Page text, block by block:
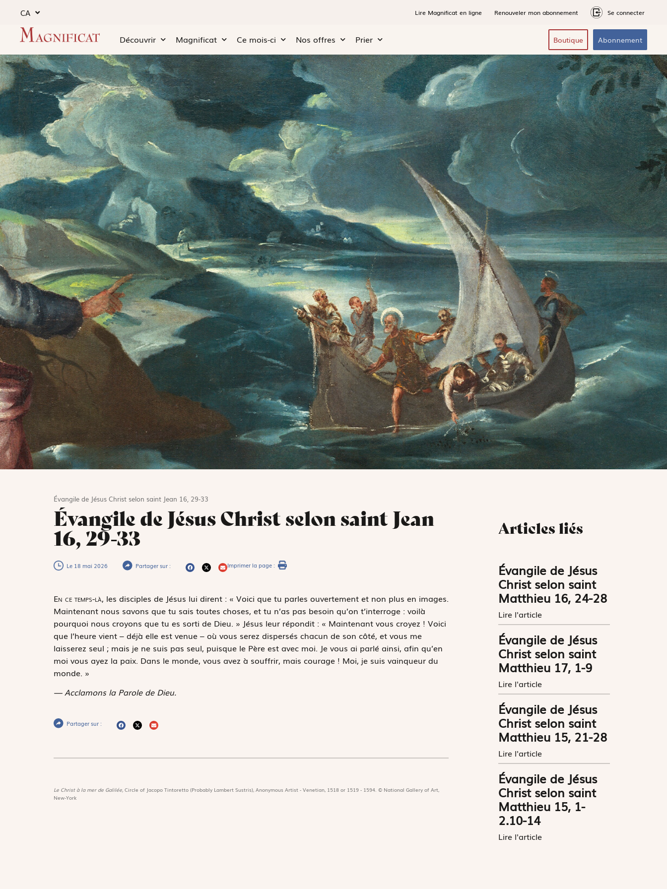
CA Lire Magnificat en ligne Renouveler mon abonnement Se connecter
Découvrir Magnificat Ce mois-ci Nos offres Prier Boutique Abonnement
Évangile de Jésus Christ selon saint Jean 16, 29-33
Évangile de Jésus Christ selon saint Jean
16, 29-33
Le 18 mai 2026 Partager sur : Imprimer la page :
En ce temps-là, les disciples de Jésus lui dirent : « Voici que tu parles ouvertement et non plus en images.
Maintenant nous savons que tu sais toutes choses, et tu n’as pas besoin qu’on t’interroge : voilà
pourquoi nous croyons que tu es sorti de Dieu. » Jésus leur répondit : « Maintenant vous croyez ! Voici
que l’heure vient – déjà elle est venue – où vous serez dispersés chacun de son côté, et vous me
laisserez seul ; mais je ne suis pas seul, puisque le Père est avec moi. Je vous ai parlé ainsi, afin qu’en
moi vous ayez la paix. Dans le monde, vous avez à souffrir, mais courage ! Moi, je suis vainqueur du
monde. »
— Acclamons la Parole de Dieu.
Partager sur :
Le Christ à la mer de Galilée, Circle of Jacopo Tintoretto (Probably Lambert Sustris), Anonymous Artist - Venetian, 1518 or 1519 - 1594. © National Gallery of Art,
New-York
Articles liés
Évangile de Jésus
Christ selon saint
Matthieu 16, 24-28
Lire l'article
Évangile de Jésus
Christ selon saint
Matthieu 17, 1-9
Lire l'article
Évangile de Jésus
Christ selon saint
Matthieu 15, 21-28
Lire l'article
Évangile de Jésus
Christ selon saint
Matthieu 15, 1-
2.10-14
Lire l'article